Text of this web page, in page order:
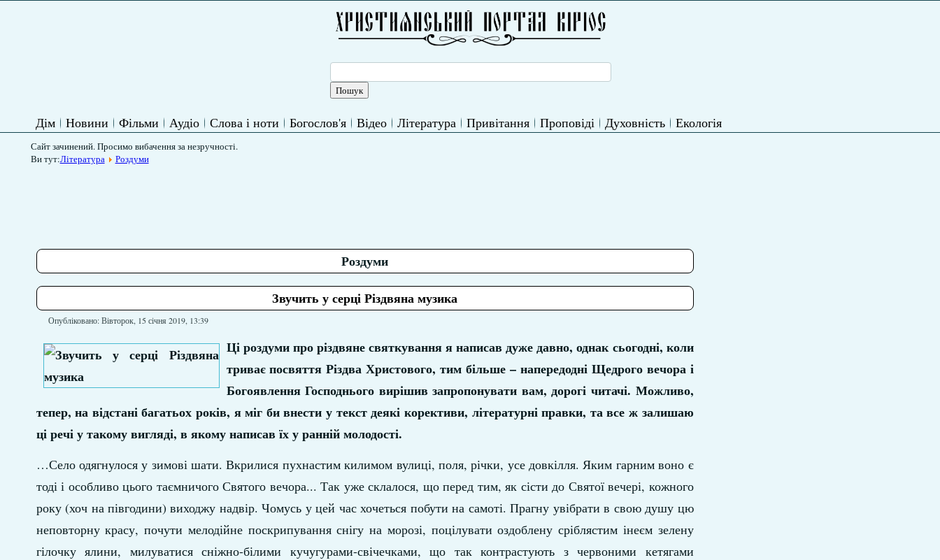
Дім Новини Фільми Аудіо Слова і ноти Богослов'я Відео Література Привітання Проповіді Духовність Екологія
Сайт зачинений. Просимо вибачення за незручності.
Ви тут:Література Роздуми
Роздуми
Звучить у серці Різдвяна музика
Опубліковано: Вівторок, 15 січня 2019, 13:39
Ці роздуми про різдвяне святкування я написав дуже давно, однак сьогодні, коли
триває посвяття Різдва Христового, тим більше – напередодні Щедрого вечора і
Богоявлення Господнього вирішив запропонувати вам, дорогі читачі. Можливо,
тепер, на відстані багатьох років, я міг би внести у текст деякі корективи, літературні правки, та все ж залишаю
ці речі у такому вигляді, в якому написав їх у ранній молодості.
…Село одягнулося у зимові шати. Вкрилися пухнастим килимом вулиці, поля, річки, усе довкілля. Яким гарним воно є
тоді і особливо цього таємничого Святого вечора... Так уже склалося, що перед тим, як сісти до Святої вечері, кожного
року (хоч на півгодини) виходжу надвір. Чомусь у цей час хочеться побути на самоті. Прагну увібрати в свою душу цю
неповторну красу, почути мелодійне поскрипування снігу на морозі, поцілувати оздоблену сріблястим інеєм зелену
гілочку ялини, милуватися сніжно-білими кучугурами-свічечками, що так контрастують з червоними кетягами